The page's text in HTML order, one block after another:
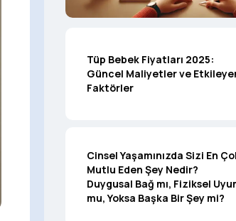
Tüp Bebek Fiyatları 2025:
Güncel Maliyetler ve
Faktörler
Cinsel Yaşamınızda Sizi En
Mutlu Eden Şey Nedir?
Duygusal Bağ mı, Fiziksel
mu, Yoksa Başka Bir Şey mi?